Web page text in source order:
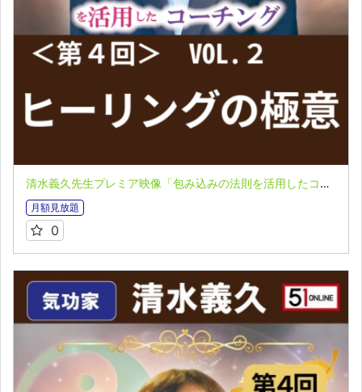
清水義久先生プレミア映像「包み込みの法則を活用したコーチング」第４回 VOL.２：ヒーリングの極意
月額見放題
0